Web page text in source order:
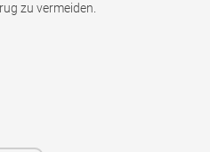
zu vermeiden.